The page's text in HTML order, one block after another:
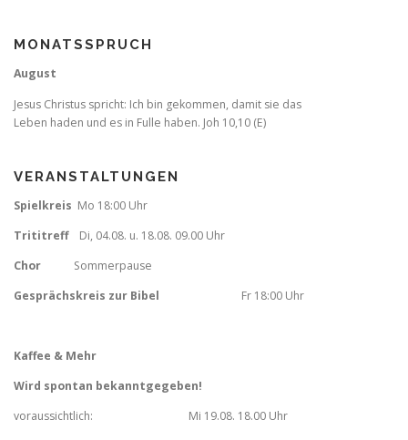
MONATSSPRUCH
August
Jesus Christus spricht: Ich bin gekommen, damit sie das
Leben haden und es in Fulle haben. Joh 10,10 (E)
VERANSTALTUNGEN
Spielkreis Mo 18:00 Uhr
TrititreffDi, 04.08. u. 18.08. 09.00 Uhr
Chor Sommerpause
Gesprächskreis zur Bibel Fr 18:00 Uhr
Kaffee & Mehr
Wird spontan bekanntgegeben!
voraussichtlich: Mi 19.08. 18.00 Uhr